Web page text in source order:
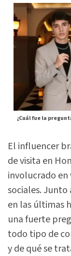
¿Cuál fue la
El influencer
de visita en
involucrado en
sociales.
en las últimas
una fuerte
todo tipo de
y de qué se